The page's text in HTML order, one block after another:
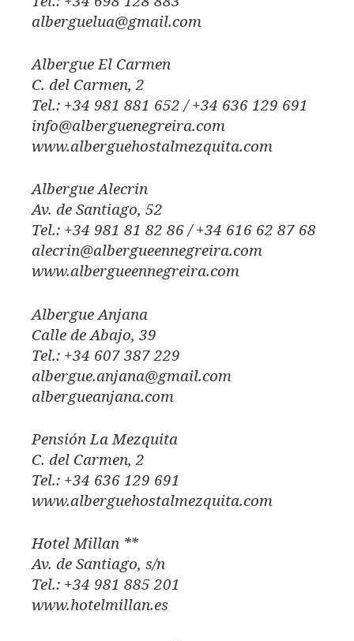
alberguelua@gmail.com
Albergue El Carmen
C. del Carmen, 2
Tel.: +34 981 881 652 / +34 636 129 691
info@alberguenegreira.com
www.alberguehostalmezquita.com
Albergue Alecrin
Av. de Santiago, 52
Tel.: +34 981 81 82 86 / +34 616 62 87 68
alecrin@albergueennegreira.com
www.albergueennegreira.com
Albergue Anjana
Calle de Abajo, 39
Tel.: +34 607 387 229
albergue.anjana@gmail.com
albergueanjana.com
Pensión La Mezquita
C. del Carmen, 2
Tel.: +34 636 129 691
www.alberguehostalmezquita.com
Hotel Millan **
Av. de Santiago, s/n
Tel.: +34 981 885 201
www.hotelmillan.es